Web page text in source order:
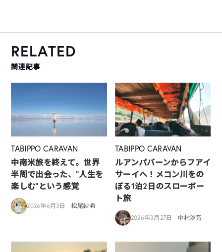
RELATED
関連記事
TABIPPO CARAVAN
中南米旅を終えて。世界
半周で出会った、“人生を
楽しむ”という感覚
2026年6月3日 松尾紗希
TABIPPO CARAVAN
ルアンパバーンからフアイ
サーイへ！メコン川をの
ぼる1泊2日のスローボー
ト旅
2026年3月27日 中村汐音